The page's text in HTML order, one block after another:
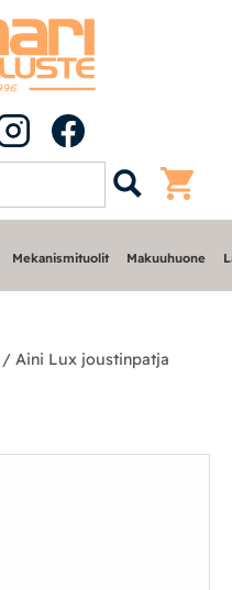
Mekanismituolit Makuuhuone
/ Aini Lux joustinpatja